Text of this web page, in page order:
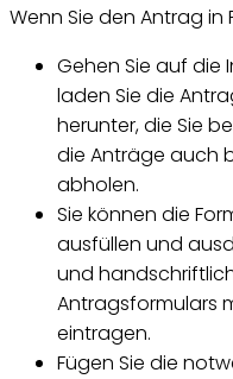
Wenn Sie den Antrag
Gehen Sie auf die
laden Sie die
herunter, die Sie
die Anträge auch
abholen.
Sie können die
ausfüllen und
und
Antragsformulars
eintragen.
Fügen Sie die